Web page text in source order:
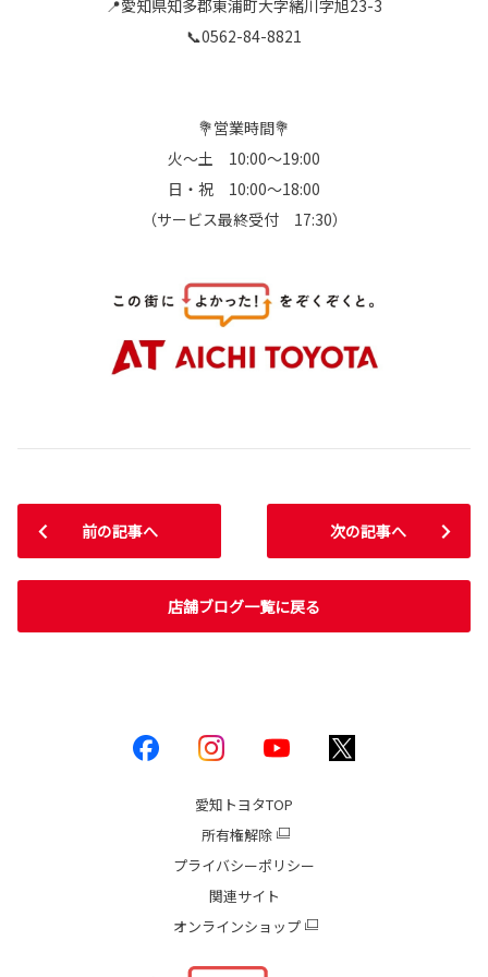
📍愛知県知多郡東浦町大字緒川字旭23-3
📞0562-84-8821
💐営業時間💐
火～土 10:00～19:00
日・祝 10:00～18:00
（サービス最終受付 17:30）
前の記事へ
店舗ブログ一覧に戻る
次の記事へ
愛知トヨタTOP
所有権解除
プライバシーポリシー
関連サイト
オンラインショップ